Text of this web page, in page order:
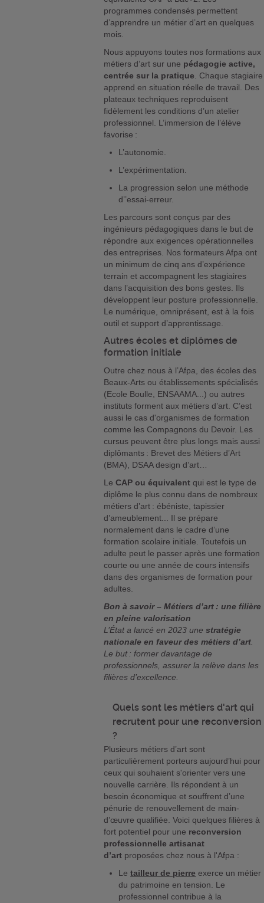
programmes condensés permettent
d’apprendre un métier d’art en quelques
mois.
Nous appuyons toutes nos formations aux
métiers d’art sur une pédagogie active,
centrée sur la pratique. Chaque stagiaire
apprend en situation réelle de travail. Des
plateaux techniques reproduisent
fidèlement les conditions d’un atelier
professionnel. L’immersion de l’élève
favorise :
L’autonomie.
L’expérimentation.
La progression selon une méthode
d’’essai-erreur.
Les parcours sont conçus par des
ingénieurs pédagogiques dans le but de
répondre aux exigences opérationnelles
des entreprises. Nos formateurs Afpa ont
un minimum de cinq ans d’expérience
terrain et accompagnent les stagiaires
dans l’acquisition des bons gestes. Ils
développent leur posture professionnelle.
Le numérique, omniprésent, est à la fois
outil et support d’apprentissage.
Autres écoles et diplômes de
formation initiale
Outre chez nous à l’Afpa, des écoles des
Beaux-Arts ou établissements spécialisés
(Ecole Boulle, ENSAAMA...) ou autres
instituts forment aux métiers d’art. C’est
aussi le cas d'organismes de formation
comme les Compagnons du Devoir. Les
cursus peuvent être plus longs mais aussi
diplômants : Brevet des Métiers d’Art
(BMA), DSAA design d’art…
LeCAP ou équivalent qui est le type de
diplôme le plus connu dans de nombreux
métiers d’art : ébéniste, tapissier
d’ameublement... Il se prépare
normalement dans le cadre d’une
formation scolaire initiale. Toutefois un
adulte peut le passer après une formation
courte ou une année de cours intensifs
dans des organismes de formation pour
adultes.
Bon à savoir – Métiers d’art : une filière
en pleine valorisation
L’État a lancé en 2023 unestratégie
nationale en faveur des métiers d’art.
Le but : former davantage de
professionnels, assurer la relève dans les
filières d’excellence​.
Quels sont les métiers d'art qui
recrutent pour une reconversion
?
Plusieurs métiers d’art sont
particulièrement porteurs aujourd’hui pour
ceux qui souhaient s'orienter vers une
nouvelle carrière. Ils répondent à un
besoin économique et souffrent d’une
pénurie de renouvellement de main-
d’œuvre qualifiée. Voici quelques filières à
fort potentiel pour une reconversion
professionnelle artisanat
d’art proposées chez nous à l'Afpa :
Letailleur de pierre exerce un métier
du patrimoine en tension. Le
professionnel contribue à la